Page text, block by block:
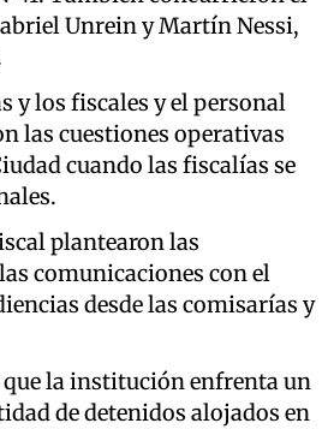
Unrein y Martín Nessi,
y los fiscales y el personal
las cuestiones operativas
cuando las fiscalías se
plantearon las
comunicaciones con el
desde las comisarías y
que la institución enfrenta un
de detenidos alojados en